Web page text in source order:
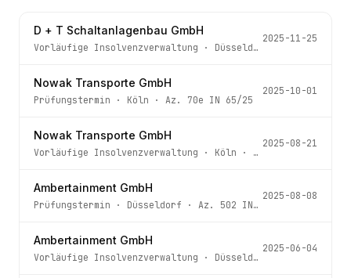
D + T Schaltanlagenbau GmbH
Vorläufige Insolvenzverwaltung · Düsseldorf
2025-11-25
Nowak Transporte GmbH
Prüfungstermin · Köln · Az. 70e IN 65/25
2025-10-01
Nowak Transporte GmbH
Vorläufige Insolvenzverwaltung · Köln · Az.
2025-08-21
Ambertainment GmbH
Prüfungstermin · Düsseldorf · Az. 502 IN 110/25
2025-08-08
Ambertainment GmbH
Vorläufige Insolvenzverwaltung · Düsseldorf
2025-06-04